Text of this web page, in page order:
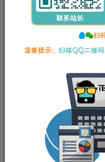
此内容为付费资源，请付费后查看
Y币
立
您当前未登
stalker
2年前更新
扫
温馨提示： 扫描QQ二维码